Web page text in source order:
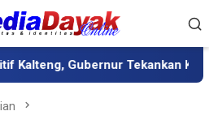
Gubernur Tekankan Kerja